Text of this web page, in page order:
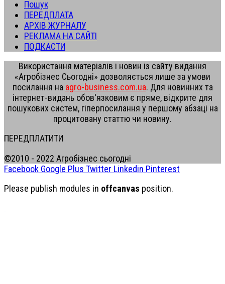
Пошук
ПЕРЕДПЛАТА
АРХІВ ЖУРНАЛУ
РЕКЛАМА НА САЙТІ
ПОДКАСТИ
Використання матеріалів і новин із сайту видання
«Агробізнес Сьогодні» дозволяється лише за умови
посилання на agro-business.com.ua. Для новинних та
інтернет-видань обов'язковим є пряме, відкрите для
пошукових систем, гіперпосилання у першому абзаці на
процитовану статтю чи новину.
ПЕРЕДПЛАТИТИ
©2010 - 2022 Агробізнес сьогодні
Facebook Google Plus Twitter Linkedin Pinterest
Please publish modules in offcanvas position.